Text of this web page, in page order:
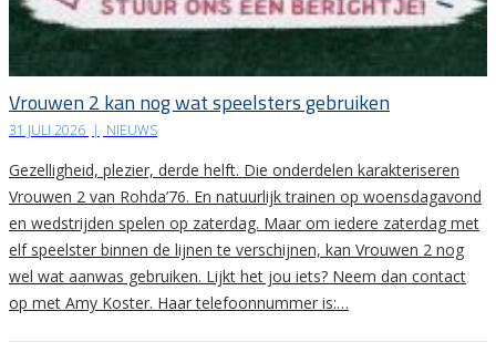
Vrouwen 2 kan nog wat speelsters gebruiken
31 JULI 2026 | NIEUWS
Gezelligheid, plezier, derde helft. Die onderdelen karakteriseren
Vrouwen 2 van Rohda’76. En natuurlijk trainen op woensdagavond
en wedstrijden spelen op zaterdag. Maar om iedere zaterdag met
elf speelster binnen de lijnen te verschijnen, kan Vrouwen 2 nog
wel wat aanwas gebruiken. Lijkt het jou iets? Neem dan contact
op met Amy Koster. Haar telefoonnummer is:…